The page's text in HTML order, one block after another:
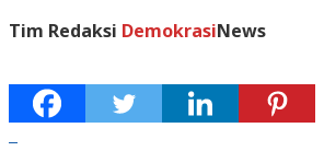
Tim Redaksi DemokrasiNews